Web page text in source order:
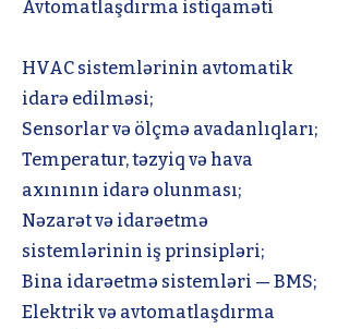
Avtomatlaşdırma istiqaməti
HVAC sistemlərinin avtomatik
idarə edilməsi;
Sensorlar və ölçmə avadanlıqları;
Temperatur, təzyiq və hava
axınının idarə olunması;
Nəzarət və idarəetmə
sistemlərinin iş prinsipləri;
Bina idarəetmə sistemləri — BMS;
Elektrik və avtomatlaşdırma